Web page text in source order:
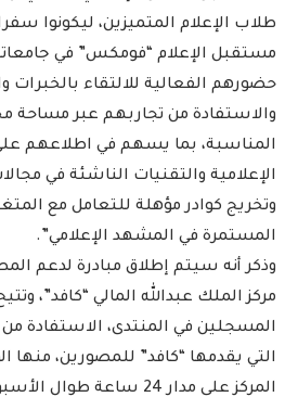
طلاب الإعلام المتميزين، ليكونوا
مستقبل الإعلام “فومكس” في
حضورهم الفعالية للالتقاء بالخبرات
والاستفادة من تجاربهم عبر
المناسبة، بما يسهم في اطلاعهم
الإعلامية والتقنيات الناشئة في
وتخريج كوادر مؤهلة للتعامل مع
المستمرة في المشهد الإعلامي”.
وذكر أنه سيتم إطلاق مبادرة لدعم
مركز الملك عبدالله المالي “كافد”،
المسجلين في المنتدى، الاستفادة
التي يقدمها “كافد” للمصورين، منها
المركز على مدار 24 ساعة